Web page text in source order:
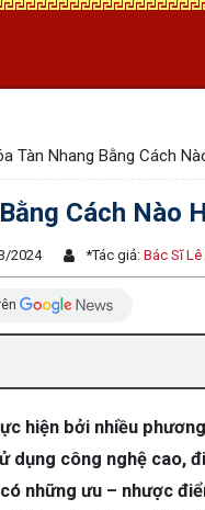
Tàn Nhang Bằng Cách
Cách Nào
2024 *Tác giả: Bác Sĩ
hiện bởi nhiều
dụng công nghệ cao,
những ưu – nhược